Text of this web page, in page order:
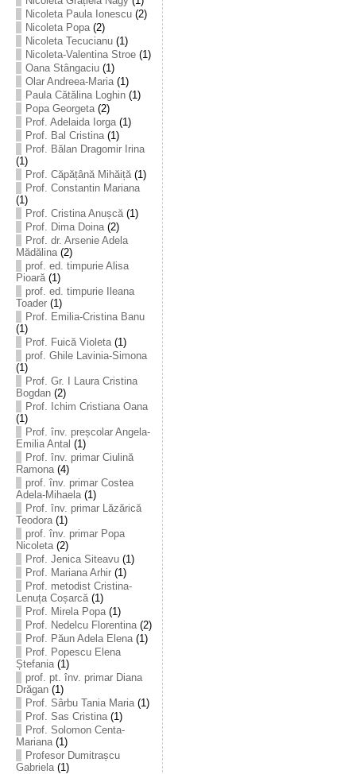
Nicoleta Paula Ionescu(2)
Nicoleta Popa(2)
Nicoleta Tecucianu(1)
Nicoleta-Valentina Stroe(1)
Oana Stângaciu(1)
Olar Andreea-Maria(1)
Paula Cătălina Loghin(1)
Popa Georgeta(2)
Prof. Adelaida Iorga(1)
Prof. Bal Cristina(1)
Prof. Bălan Dragomir Irina
(1)
Prof. Căpățână Mihăiță(1)
Prof. Constantin Mariana
(1)
Prof. Cristina Anușcă(1)
Prof. Dima Doina(2)
Prof. dr. Arsenie Adela
Mădălina(2)
prof. ed. timpurie Alisa
Pioară(1)
prof. ed. timpurie Ileana
Toader(1)
Prof. Emilia-Cristina Banu
(1)
Prof. Fuică Violeta(1)
prof. Ghile Lavinia-Simona
(1)
Prof. Gr. I Laura Cristina
Bogdan(2)
Prof. Ichim Cristiana Oana
(1)
Prof. înv. preșcolar Angela-
Emilia Antal (1)
Prof. înv. primar Ciulină
Ramona(4)
prof. înv. primar Costea
Adela-Mihaela(1)
Prof. înv. primar Lăzărică
Teodora(1)
prof. înv. primar Popa
Nicoleta(2)
Prof. Jenica Siteavu(1)
Prof. Mariana Arhir(1)
Prof. metodist Cristina-
Lenuța Coșarcă(1)
Prof. Mirela Popa(1)
Prof. Nedelcu Florentina(2)
Prof. Păun Adela Elena(1)
Prof. Popescu Elena
Ștefania(1)
prof. pt. înv. primar Diana
Drăgan(1)
Prof. Sârbu Tania Maria(1)
Prof. Sas Cristina(1)
Prof. Solomon Centa-
Mariana(1)
Profesor Dumitrașcu
Gabriela(1)